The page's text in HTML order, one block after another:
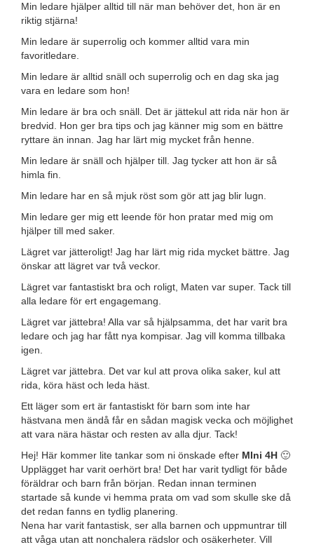
Min ledare hjälper alltid till när man behöver det, hon är en
riktig stjärna!
Min ledare är superrolig och kommer alltid vara min
favoritledare.
Min ledare är alltid snäll och superrolig och en dag ska jag
vara en ledare som hon!
Min ledare är bra och snäll. Det är jättekul att rida när hon är
bredvid. Hon ger bra tips och jag känner mig som en bättre
ryttare än innan. Jag har lärt mig mycket från henne.
Min ledare är snäll och hjälper till. Jag tycker att hon är så
himla fin.
Min ledare har en så mjuk röst som gör att jag blir lugn.
Min ledare ger mig ett leende för hon pratar med mig om
hjälper till med saker.
Lägret var jätteroligt! Jag har lärt mig rida mycket bättre. Jag
önskar att lägret var två veckor.
Lägret var fantastiskt bra och roligt, Maten var super. Tack till
alla ledare för ert engagemang.
Lägret var jättebra! Alla var så hjälpsamma, det har varit bra
ledare och jag har fått nya kompisar. Jag vill komma tillbaka
igen.
Lägret var jättebra. Det var kul att prova olika saker, kul att
rida, köra häst och leda häst.
Ett läger som ert är fantastiskt för barn som inte har
hästvana men ändå får en sådan magisk vecka och möjlighet
att vara nära hästar och resten av alla djur. Tack!
Hej! Här kommer lite tankar som ni önskade efter MIni 4H 🙂
Upplägget har varit oerhört bra! Det har varit tydligt för både
föräldrar och barn från början. Redan innan terminen
startade så kunde vi hemma prata om vad som skulle ske då
det redan fanns en tydlig planering.
Nena har varit fantastisk, ser alla barnen och uppmuntrar till
att våga utan att nonchalera rädslor och osäkerheter. Vill